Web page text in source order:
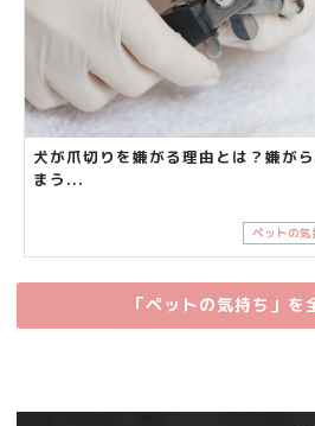
犬が爪切りを嫌がる理由とは？嫌が
まう...
ペットの気
「ペットの気持ち」を